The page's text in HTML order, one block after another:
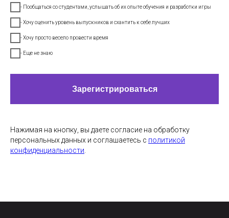
- Пообщаться со студентами, услышать об их опыте обучения и разработки игры
- Хочу оценить уровень выпускников и схантить к себе лучших
- Хочу просто весело провести время
- Еще не знаю
Зарегистрироваться
Нажимая на кнопку, вы даете согласие на обработку
персональных данных и соглашаетесь c политикой
конфиденциальности.